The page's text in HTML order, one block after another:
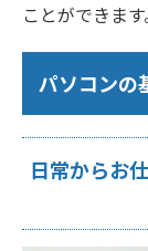
ことができます
パソコンの
日常からお